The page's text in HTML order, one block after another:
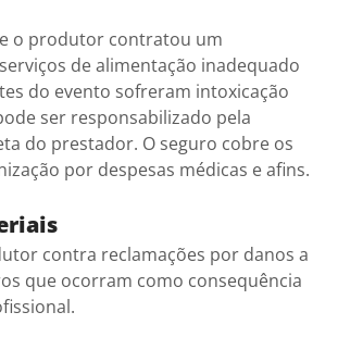
o produtor contratou um
de alimentação inadequado
do evento sofreram intoxicação
ser responsabilizado pela
do prestador. O seguro cobre os
por despesas médicas e afins.
contra reclamações por danos a
que ocorram como consequência